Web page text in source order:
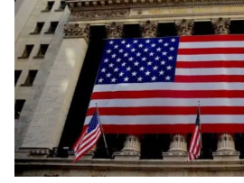
S&P500に連動するお
S&P500騰落率比較
S＆P500に連動するおす
S&P500を長期運用した